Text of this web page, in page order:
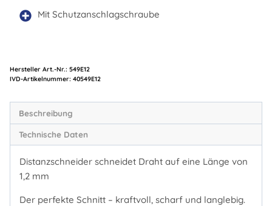
Mit Schutzanschlagschraube
Hersteller Art.-Nr.: 549E12
Artikelnummer: 40549E12
Beschreibung
Technische Daten
Distanzschneider schneidet Draht auf eine Länge von
1,2 mm
Der perfekte Schnitt – kraftvoll, scharf und langlebig.